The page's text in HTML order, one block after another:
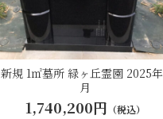
新規 1㎡墓所 緑ヶ丘霊園 2025
月
1,740,200円 （税込）